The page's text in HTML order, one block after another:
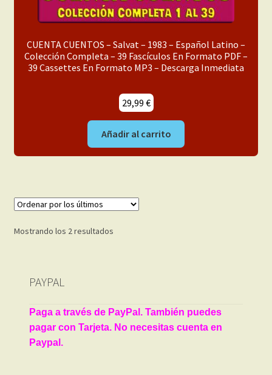
CUENTA CUENTOS – Salvat – 1983 – Español Latino –
Colección Completa – 39 Fascículos En Formato PDF –
39 Cassettes En Formato MP3 – Descarga Inmediata
29,99 €
Añadir al carrito
Mostrando los 2 resultadosOrdenado
PAYPAL
Paga a través de PayPal. También puedes
pagar con Tarjeta. No necesitas cuenta en
Paypal.